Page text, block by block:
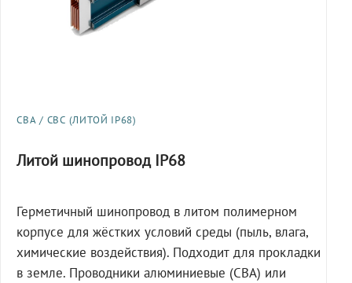
СВА / СВС (ЛИТОЙ IP68)
Литой шинопровод IP68
Герметичный шинопровод в литом полимерном
корпусе для жёстких условий среды (пыль, влага,
химические воздействия). Подходит для прокладки
в земле. Проводники алюминиевые (СВА) или